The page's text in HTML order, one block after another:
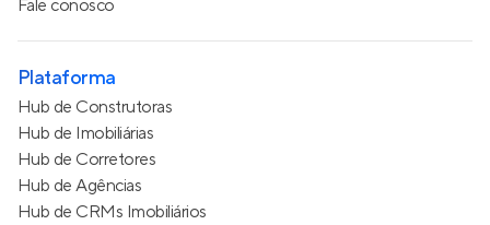
Fale conosco
Plataforma
Hub de Construtoras
Hub de Imobiliárias
Hub de Corretores
Hub de Agências
Hub de CRMs Imobiliários